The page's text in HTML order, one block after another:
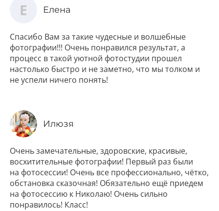
Е Елена
Спасибо Вам за такие чудесные и волшебные
фотографии!!! Очень понравился результат, а
процесс в такой уютной фотостудии прошел
настолько быстро и не заметно, что мы толком и
не успели ничего понять!
Илюзя
Очень замечательные, здоровские, красивые,
восхитительные фотографии! Первый раз были
на фотосессии! Очень все профессионально, чётко,
обстановка сказочная! Обязательно ещё приедем
на фотосессию к Николаю! Очень сильно
понравилось! Класс!